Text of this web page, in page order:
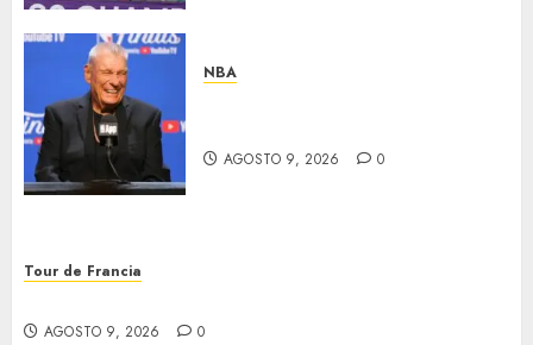
NBA
AGOSTO 9, 2026 0
Tour de Francia
AGOSTO 9, 2026 0